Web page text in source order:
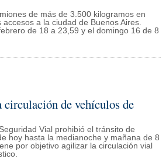
de más de 3.500 kilogramos en
a la ciudad de Buenos Aires.
de 18 a 23,59 y el domingo 16 de 8
circulación de vehículos de
Vial prohibió el tránsito de
hoy hasta la medianoche y mañana de 8
por objetivo agilizar la circulación vial